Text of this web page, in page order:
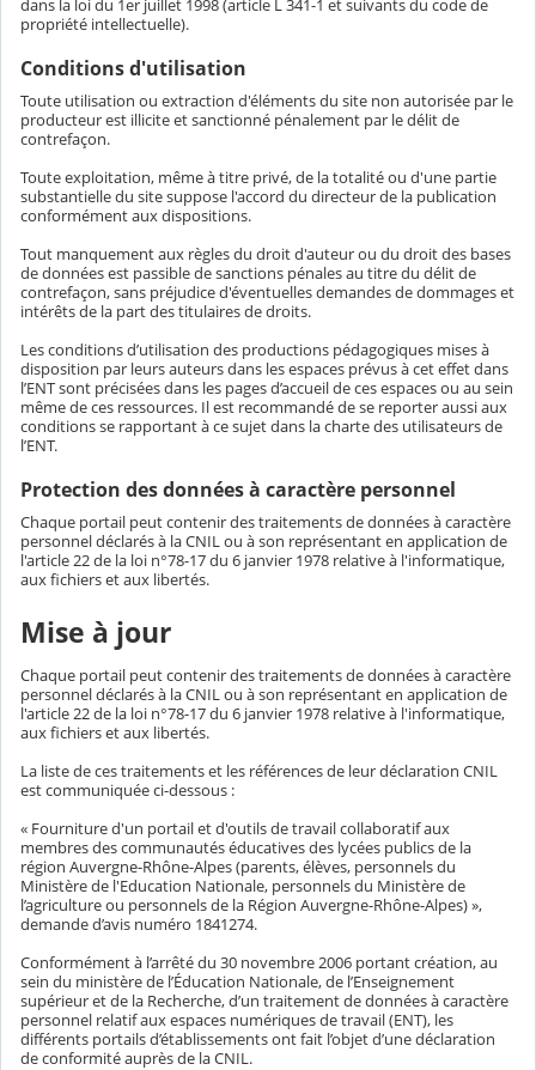
dans la loi du 1er juillet 1998 (article L 341-1 et suivants du code de
propriété intellectuelle).
Conditions d'utilisation
Toute utilisation ou extraction d'éléments du site non autorisée par le
producteur est illicite et sanctionné pénalement par le délit de
contrefaçon.
Toute exploitation, même à titre privé, de la totalité ou d'une partie
substantielle du site suppose l'accord du directeur de la publication
conformément aux dispositions.
Tout manquement aux règles du droit d'auteur ou du droit des bases
de données est passible de sanctions pénales au titre du délit de
contrefaçon, sans préjudice d'éventuelles demandes de dommages et
intérêts de la part des titulaires de droits.
Les conditions d’utilisation des productions pédagogiques mises à
disposition par leurs auteurs dans les espaces prévus à cet effet dans
l’ENT sont précisées dans les pages d’accueil de ces espaces ou au sein
même de ces ressources. Il est recommandé de se reporter aussi aux
conditions se rapportant à ce sujet dans la charte des utilisateurs de
l’ENT.
Protection des données à caractère personnel
Chaque portail peut contenir des traitements de données à caractère
personnel déclarés à la CNIL ou à son représentant en application de
l'article 22 de la loi n°78-17 du 6 janvier 1978 relative à l'informatique,
aux fichiers et aux libertés.
Mise à jour
Chaque portail peut contenir des traitements de données à caractère
personnel déclarés à la CNIL ou à son représentant en application de
l'article 22 de la loi n°78-17 du 6 janvier 1978 relative à l'informatique,
aux fichiers et aux libertés.
La liste de ces traitements et les références de leur déclaration CNIL
est communiquée ci-dessous :
« Fourniture d'un portail et d'outils de travail collaboratif aux
membres des communautés éducatives des lycées publics de la
région Auvergne-Rhône-Alpes (parents, élèves, personnels du
Ministère de l'Education Nationale, personnels du Ministère de
l’agriculture ou personnels de la Région Auvergne-Rhône-Alpes) »,
demande d’avis numéro 1841274.
Conformément à l’arrêté du 30 novembre 2006 portant création, au
sein du ministère de l’Éducation Nationale, de l’Enseignement
supérieur et de la Recherche, d’un traitement de données à caractère
personnel relatif aux espaces numériques de travail (ENT), les
différents portails d’établissements ont fait l’objet d’une déclaration
de conformité auprès de la CNIL.